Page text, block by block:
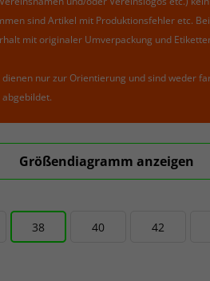
sind Artikel mit Produktionsfehler etc.
mit originaler Umverpackung und
nur zur Orientierung und sind weder
Größendiagramm anzeigen
38 40 42